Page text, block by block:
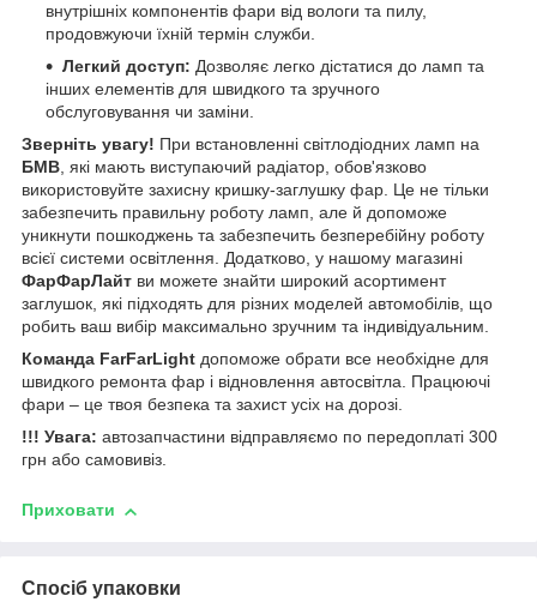
внутрішніх компонентів фари від вологи та пилу,
продовжуючи їхній термін служби.
Легкий доступ: Дозволяє легко дістатися до ламп та
інших елементів для швидкого та зручного
обслуговування чи заміни.
Зверніть увагу! При встановленні світлодіодних ламп на
БМВ, які мають виступаючий радіатор, обов'язково
використовуйте захисну кришку-заглушку фар. Це не тільки
забезпечить правильну роботу ламп, але й допоможе
уникнути пошкоджень та забезпечить безперебійну роботу
всієї системи освітлення. Додатково, у нашому магазині
ФарФарЛайт ви можете знайти широкий асортимент
заглушок, які підходять для різних моделей автомобілів, що
робить ваш вибір максимально зручним та індивідуальним.
Команда FarFarLight допоможе обрати все необхідне для
швидкого ремонта фар і відновлення автосвітла. Працюючі
фари – це твоя безпека та захист усіх на дорозі.
!!! Увага: автозапчастини відправляємо по передоплаті 300
грн або самовивіз.
Приховати
Спосіб упаковки